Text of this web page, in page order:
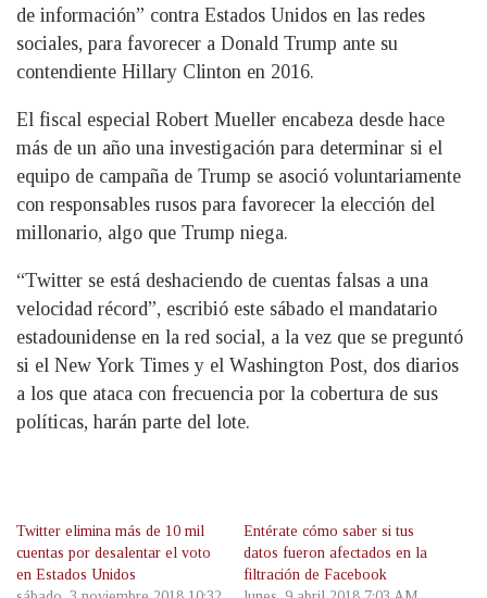
de información” contra Estados Unidos en las redes
sociales, para favorecer a Donald Trump ante su
contendiente Hillary Clinton en 2016.
El fiscal especial Robert Mueller encabeza desde hace
más de un año una investigación para determinar si el
equipo de campaña de Trump se asoció voluntariamente
con responsables rusos para favorecer la elección del
millonario, algo que Trump niega.
“Twitter se está deshaciendo de cuentas falsas a una
velocidad récord”, escribió este sábado el mandatario
estadounidense en la red social, a la vez que se preguntó
si el New York Times y el Washington Post, dos diarios
a los que ataca con frecuencia por la cobertura de sus
políticas, harán parte del lote.
Twitter elimina más de 10 mil
cuentas por desalentar el voto
en Estados Unidos
Entérate cómo saber si tus
datos fueron afectados en la
filtración de Facebook